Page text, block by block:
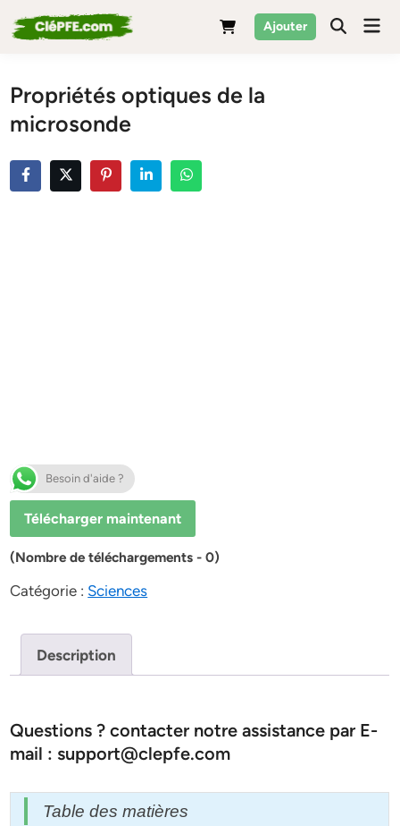
to
Ajouter
Propriétés optiques de la
microsonde
Besoin d'aide ?
Télécharger maintenant
(Nombre de téléchargements - 0)
Catégorie : Sciences
Description
Questions ? contacter notre assistance par E-
mail : support@clepfe.com
Table des matières